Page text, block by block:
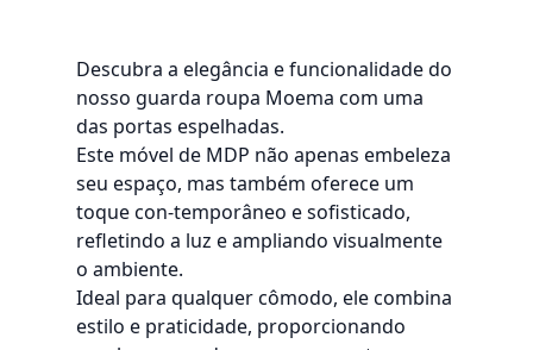
Descubra a elegância e funcionalidade do
nosso guarda roupa Moema com uma
das portas espelhadas.
Este móvel de MDP não apenas embeleza
seu espaço, mas também oferece um
toque con-temporâneo e sofisticado,
refletindo a luz e ampliando visualmente
o ambiente.
Ideal para qualquer cômodo, ele combina
estilo e praticidade, proporcionando